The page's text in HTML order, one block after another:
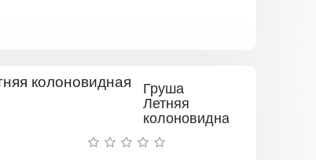
Груша
Летняя
колоновидная